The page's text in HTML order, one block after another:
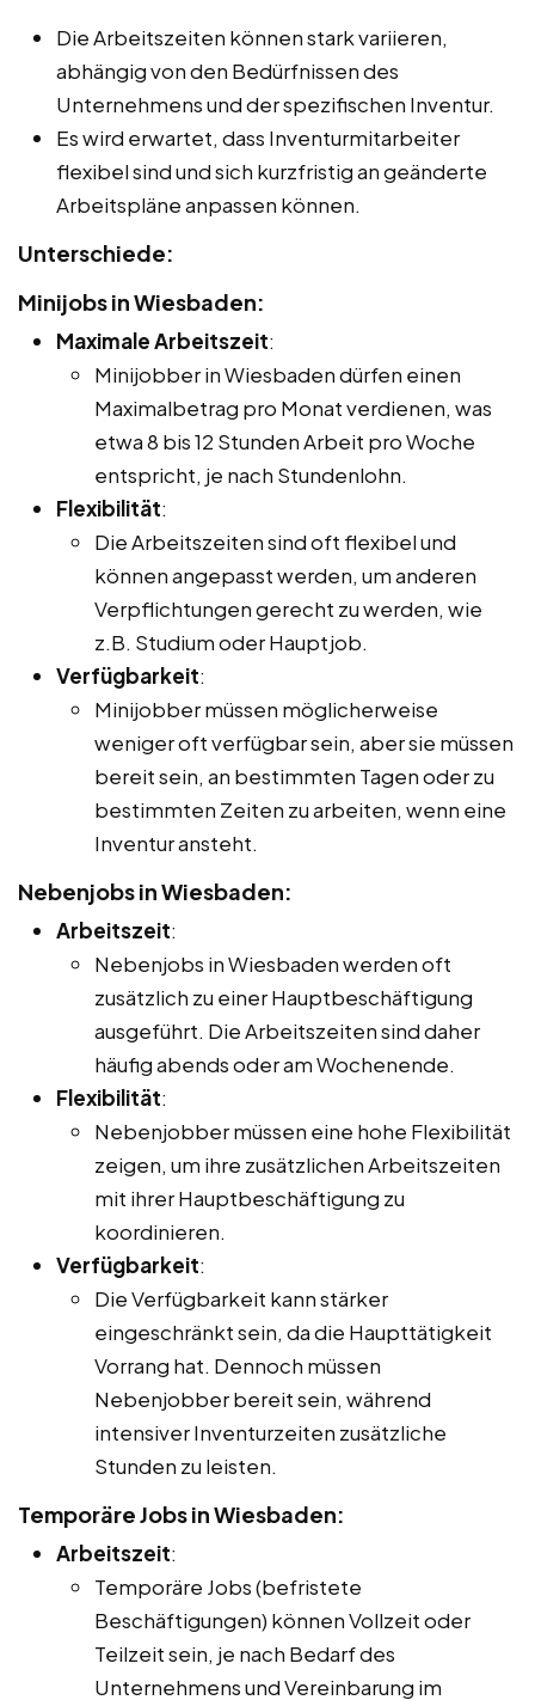
Die Arbeitszeiten können stark variieren,
abhängig von den Bedürfnissen des
Unternehmens und der spezifischen Inventur.
Es wird erwartet, dass Inventurmitarbeiter
flexibel sind und sich kurzfristig an geänderte
Arbeitspläne anpassen können.
Unterschiede:
Minijobs in Wiesbaden:
Maximale Arbeitszeit:
Minijobber in Wiesbaden dürfen einen
Maximalbetrag pro Monat verdienen, was
etwa 8 bis 12 Stunden Arbeit pro Woche
entspricht, je nach Stundenlohn.
Flexibilität:
Die Arbeitszeiten sind oft flexibel und
können angepasst werden, um anderen
Verpflichtungen gerecht zu werden, wie
z.B. Studium oder Hauptjob.
Verfügbarkeit:
Minijobber müssen möglicherweise
weniger oft verfügbar sein, aber sie müssen
bereit sein, an bestimmten Tagen oder zu
bestimmten Zeiten zu arbeiten, wenn eine
Inventur ansteht.
Nebenjobs in Wiesbaden:
Arbeitszeit:
Nebenjobs in Wiesbaden werden oft
zusätzlich zu einer Hauptbeschäftigung
ausgeführt. Die Arbeitszeiten sind daher
häufig abends oder am Wochenende.
Flexibilität:
Nebenjobber müssen eine hohe Flexibilität
zeigen, um ihre zusätzlichen Arbeitszeiten
mit ihrer Hauptbeschäftigung zu
koordinieren.
Verfügbarkeit:
Die Verfügbarkeit kann stärker
eingeschränkt sein, da die Haupttätigkeit
Vorrang hat. Dennoch müssen
Nebenjobber bereit sein, während
intensiver Inventurzeiten zusätzliche
Stunden zu leisten.
Temporäre Jobs in Wiesbaden:
Arbeitszeit:
Temporäre Jobs (befristete
Beschäftigungen) können Vollzeit oder
Teilzeit sein, je nach Bedarf des
Unternehmens und Vereinbarung im